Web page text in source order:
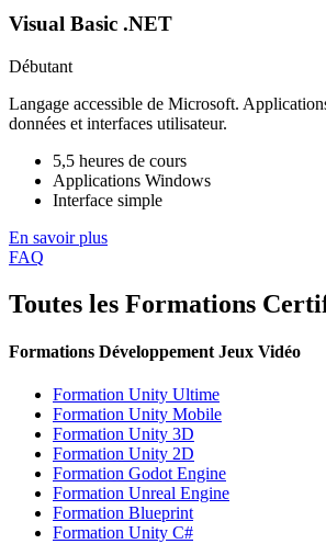
Visual Basic .NET
Débutant
Langage accessible de Microsoft.
données et interfaces utilisateur.
5,5 heures de cours
Applications Windows
Interface simple
En savoir plus
FAQ
Toutes les Formations
Formations Développement Jeux Vidéo
Formation Unity Ultime
Formation Unity Mobile
Formation Unity 3D
Formation Unity 2D
Formation Godot Engine
Formation Unreal Engine
Formation Blueprint
Formation Unity C#